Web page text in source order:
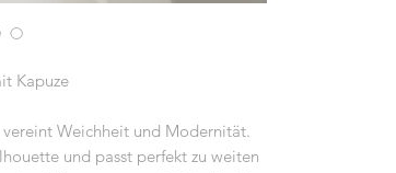
Kapuze
Weichheit und Modernität.
und passt perfekt zu weiten